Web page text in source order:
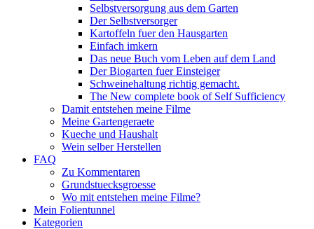
Selbstversorgung aus dem Garten
Der Selbstversorger
Kartoffeln fuer den Hausgarten
Einfach imkern
Das neue Buch vom Leben auf dem Land
Der Biogarten fuer Einsteiger
Schweinehaltung richtig gemacht.
The New complete book of Self Sufficiency
Damit entstehen meine Filme
Meine Gartengeraete
Kueche und Haushalt
Wein selber Herstellen
FAQ
Zu Kommentaren
Grundstuecksgroesse
Wo mit entstehen meine Filme?
Mein Folientunnel
Kategorien